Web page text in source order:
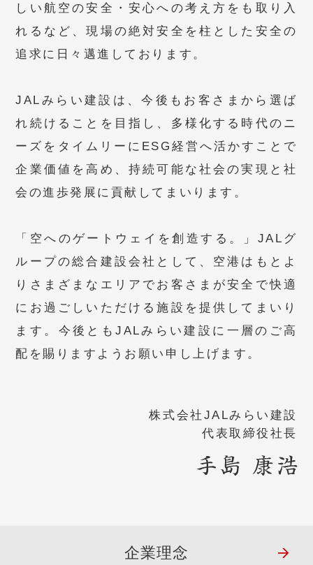
しい航空の安全・安心への考え方をも取り入
れるなど、現場の絶対安全を柱とした安全の
追求に日々邁進しております。
JALみらい建設は、今後もお客さまから選ば
れ続けることを目指し、多様化する時代のニ
ーズをタイムリーにESG経営へ活かすことで
企業価値を高め、持続可能な社会の実現と社
会の進歩発展に貢献してまいります。
「空へのゲートウェイを創造する。」JALグ
ループの総合建設会社として、空港はもとよ
りさまざまなエリアでお客さまが安全で快適
にお過ごしいただける施設を提供してまいり
ます。今後ともJALみらい建設に一層のご高
配を賜りますようお願い申し上げます。
株式会社JALみらい建設
代表取締役社長
企業理念